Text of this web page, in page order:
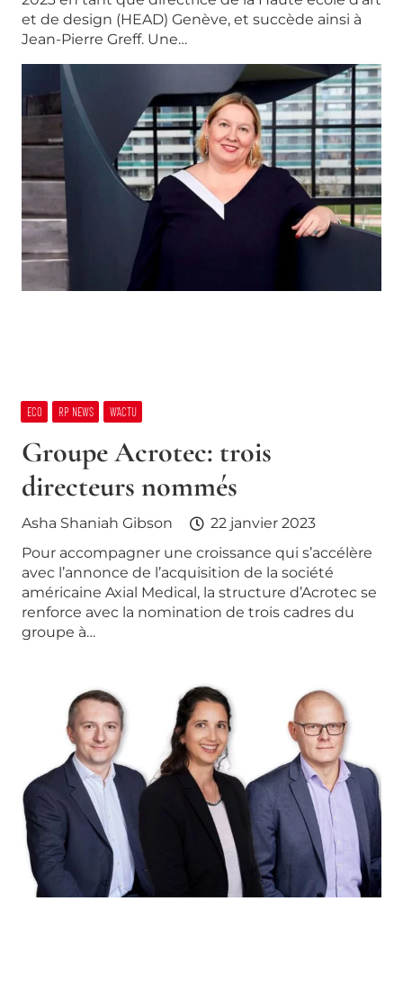
et de design (HEAD) Genève, et succède ainsi à
Jean-Pierre Greff. Une…
ECO RP NEWS W’ACTU
Groupe Acrotec: trois
directeurs nommés
Asha Shaniah Gibson
22 janvier 2023
Pour accompagner une croissance qui s’accélère
avec l’annonce de l’acquisition de la société
américaine Axial Medical, la structure d’Acrotec se
renforce avec la nomination de trois cadres du
groupe à…